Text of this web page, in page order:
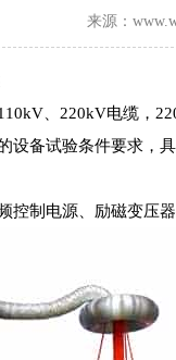
来源：
、220kV电缆，
设备试验条件要求，
控制电源、励磁变压